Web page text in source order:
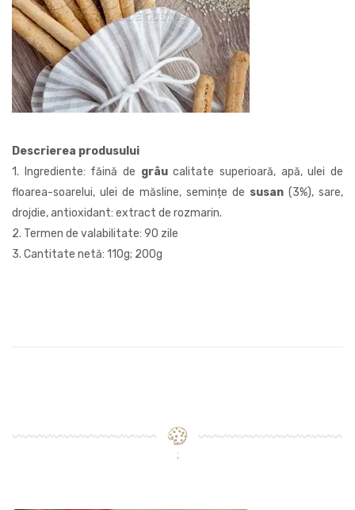
Descrierea produsului
1. Ingrediente: făină de grâucalitate superioară, apă, ulei de
floarea-soarelui, ulei de măsline, semințe de susan (3%), sare,
drojdie, antioxidant: extract de rozmarin.
2. Termen de valabilitate: 90 zile
3. Cantitate netă: 110g; 200g
;